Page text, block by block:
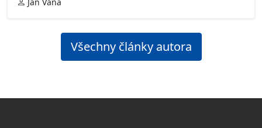
Všechny články autora